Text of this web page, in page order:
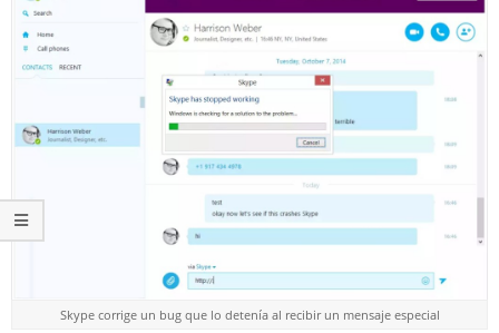
Skype corrige un bug que lo detenía al recibir un mensaje especial